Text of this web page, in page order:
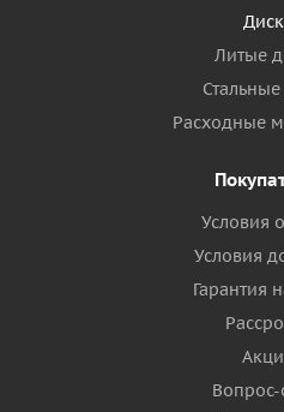
Литые
Расходные
Условия
Условия
Гарантия
Вопрос-